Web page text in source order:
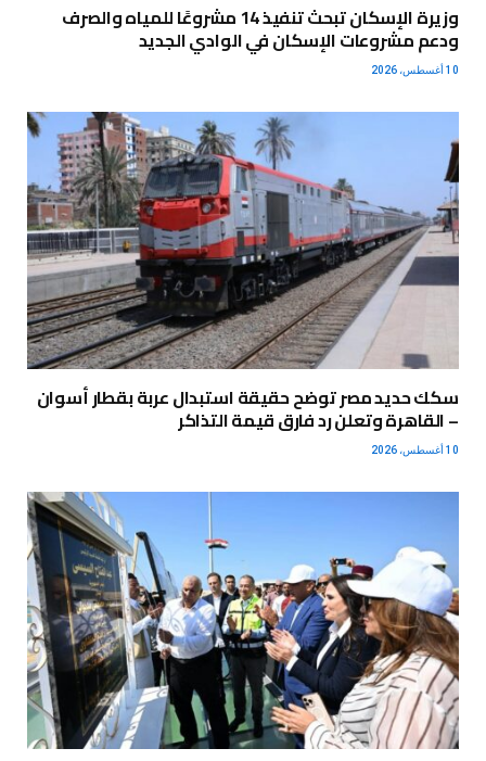
وزيرة الإسكان تبحث تنفيذ 14 مشروعًا للمياه والصرف
ودعم مشروعات الإسكان في الوادي الجديد
10 أغسطس، 2026
سكك حديد مصر توضح حقيقة استبدال عربة بقطار أسوان
– القاهرة وتعلن رد فارق قيمة التذاكر
10 أغسطس، 2026